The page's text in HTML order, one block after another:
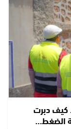
كيف دبرت
الضغط…